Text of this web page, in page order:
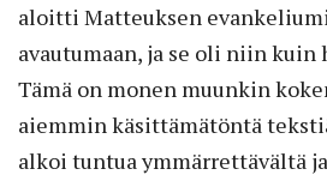
aloitti Matteuksen
avautumaan, ja se oli niin kuin
Tämä on monen muunkin
aiemmin käsittämätöntä
alkoi tuntua ymmärrettävältä